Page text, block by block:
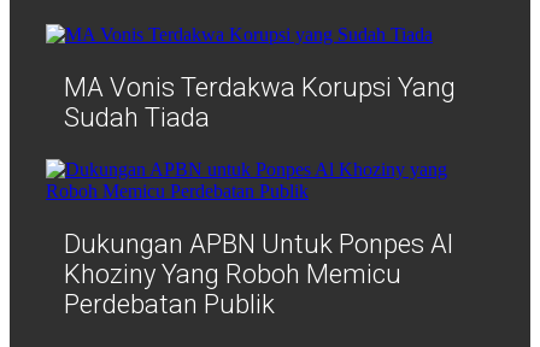
MA Vonis Terdakwa Korupsi Yang
Sudah Tiada
Dukungan APBN Untuk Ponpes Al
Khoziny Yang Roboh Memicu
Perdebatan Publik